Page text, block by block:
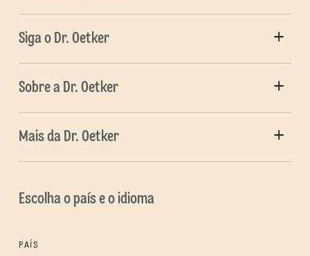
Siga o Dr. Oetker
Sobre a Dr. Oetker
Mais da Dr. Oetker
Escolha o país e o idioma
PAÍS